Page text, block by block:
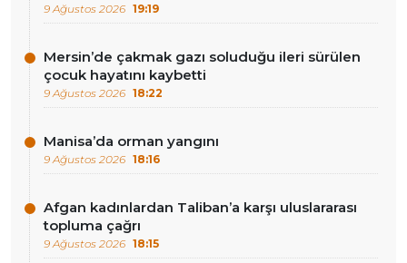
9 Ağustos 2026 19:19
Mersin’de çakmak gazı soluduğu ileri sürülen
çocuk hayatını kaybetti
9 Ağustos 2026 18:22
Manisa’da orman yangını
9 Ağustos 2026 18:16
Afgan kadınlardan Taliban’a karşı uluslararası
topluma çağrı
9 Ağustos 2026 18:15